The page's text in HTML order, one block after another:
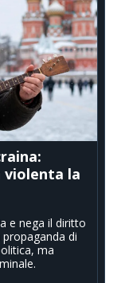
violenta la
e nega il diritto
di
ma